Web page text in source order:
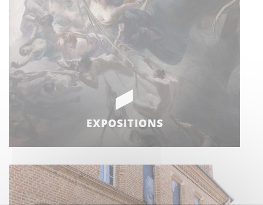
EXPOSITIONS